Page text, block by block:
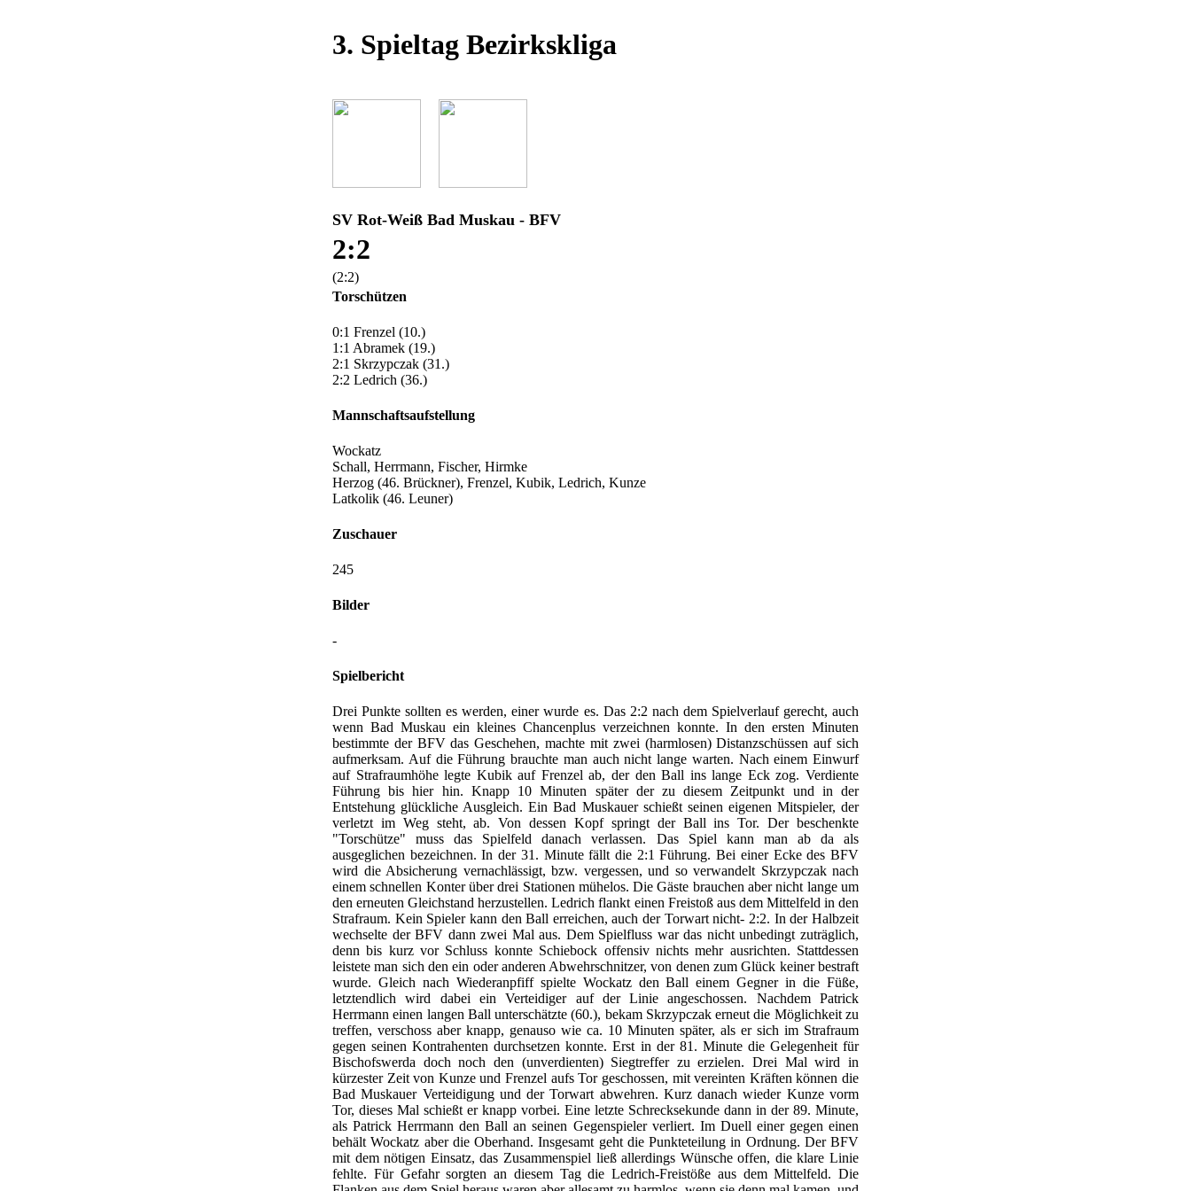
3. Spieltag Bezirkskliga
SV Rot-Weiß Bad Muskau - BFV
2:2
(2:2)
Torschützen
0:1 Frenzel (10.)
1:1 Abramek (19.)
2:1 Skrzypczak (31.)
2:2 Ledrich (36.)
Mannschaftsaufstellung
Wockatz
Schall, Herrmann, Fischer, Hirmke
Herzog (46. Brückner), Frenzel, Kubik, Ledrich, Kunze
Latkolik (46. Leuner)
Zuschauer
245
Bilder
-
Spielbericht
Drei Punkte sollten es werden, einer wurde es. Das 2:2 nach dem Spielverlauf gerecht, auch
wenn Bad Muskau ein kleines Chancenplus verzeichnen konnte. In den ersten Minuten
bestimmte der BFV das Geschehen, machte mit zwei (harmlosen) Distanzschüssen auf sich
aufmerksam. Auf die Führung brauchte man auch nicht lange warten. Nach einem Einwurf
auf Strafraumhöhe legte Kubik auf Frenzel ab, der den Ball ins lange Eck zog. Verdiente
Führung bis hier hin. Knapp 10 Minuten später der zu diesem Zeitpunkt und in der
Entstehung glückliche Ausgleich. Ein Bad Muskauer schießt seinen eigenen Mitspieler, der
verletzt im Weg steht, ab. Von dessen Kopf springt der Ball ins Tor. Der beschenkte
"Torschütze" muss das Spielfeld danach verlassen. Das Spiel kann man ab da als
ausgeglichen bezeichnen. In der 31. Minute fällt die 2:1 Führung. Bei einer Ecke des BFV
wird die Absicherung vernachlässigt, bzw. vergessen, und so verwandelt Skrzypczak nach
einem schnellen Konter über drei Stationen mühelos. Die Gäste brauchen aber nicht lange um
den erneuten Gleichstand herzustellen. Ledrich flankt einen Freistoß aus dem Mittelfeld in den
Strafraum. Kein Spieler kann den Ball erreichen, auch der Torwart nicht- 2:2. In der Halbzeit
wechselte der BFV dann zwei Mal aus. Dem Spielfluss war das nicht unbedingt zuträglich,
denn bis kurz vor Schluss konnte Schiebock offensiv nichts mehr ausrichten. Stattdessen
leistete man sich den ein oder anderen Abwehrschnitzer, von denen zum Glück keiner bestraft
wurde. Gleich nach Wiederanpfiff spielte Wockatz den Ball einem Gegner in die Füße,
letztendlich wird dabei ein Verteidiger auf der Linie angeschossen. Nachdem Patrick
Herrmann einen langen Ball unterschätzte (60.), bekam Skrzypczak erneut die Möglichkeit zu
treffen, verschoss aber knapp, genauso wie ca. 10 Minuten später, als er sich im Strafraum
gegen seinen Kontrahenten durchsetzen konnte. Erst in der 81. Minute die Gelegenheit für
Bischofswerda doch noch den (unverdienten) Siegtreffer zu erzielen. Drei Mal wird in
kürzester Zeit von Kunze und Frenzel aufs Tor geschossen, mit vereinten Kräften können die
Bad Muskauer Verteidigung und der Torwart abwehren. Kurz danach wieder Kunze vorm
Tor, dieses Mal schießt er knapp vorbei. Eine letzte Schrecksekunde dann in der 89. Minute,
als Patrick Herrmann den Ball an seinen Gegenspieler verliert. Im Duell einer gegen einen
behält Wockatz aber die Oberhand. Insgesamt geht die Punkteteilung in Ordnung. Der BFV
mit dem nötigen Einsatz, das Zusammenspiel ließ allerdings Wünsche offen, die klare Linie
fehlte. Für Gefahr sorgten an diesem Tag die Ledrich-Freistöße aus dem Mittelfeld. Die